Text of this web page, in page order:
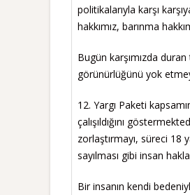
politikalarıyla karşı
hakkımız, barınma
Bugün karşımızda
görünürlüğünü yok
12. Yargı Paketi
çalışıldığını
zorlaştırmayı, süreci 18
sayılması gibi insan
Bir insanın kendi